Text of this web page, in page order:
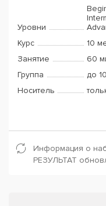
Уровни
Курс
10
Занятие
60
Группа
до
Носитель
Информация о
РЕЗУЛЬТАТ